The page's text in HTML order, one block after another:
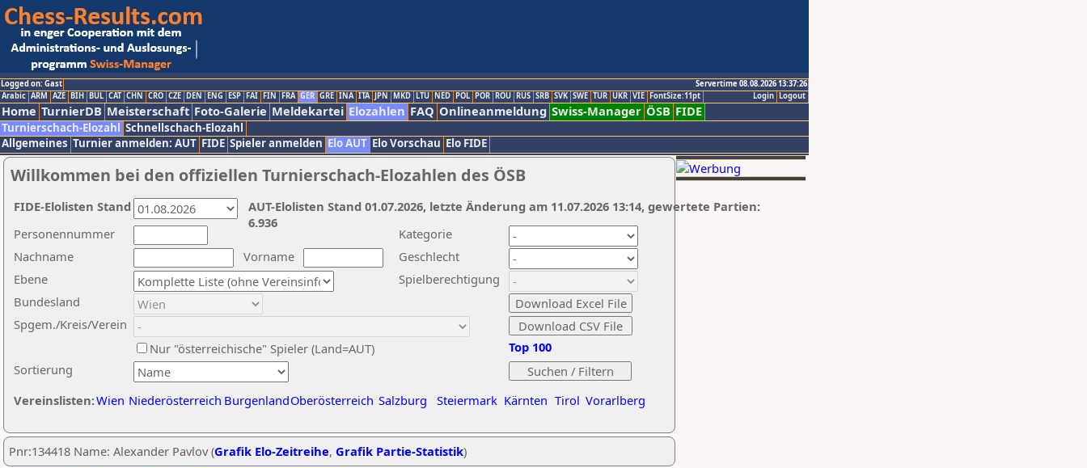
Logged on: Gast
Servertime 08.08.2026 13:37:26
Logout
Login
Arabic ARM AZE BIH BUL CAT CHN CRO CZE DEN ENG ESP FAI FIN FRA GER GRE INA ITA JPN MKD LTU NED POL POR ROU RUS SRB SVK SWE TUR UKR VIE FontSize:11pt
Home TurnierDB Meisterschaft Foto-Galerie Meldekartei Elozahlen FAQ Onlineanmeldung Swiss-Manager ÖSB FIDE
Turnierschach-Elozahl Schnellschach-Elozahl
Allgemeines Turnier anmelden: AUT FIDE Spieler anmelden Elo AUT Elo Vorschau Elo FIDE
Willkommen bei den offiziellen Turnierschach-Elozahlen des ÖSB
Nachname
Vorname
Ebene
Kategorie
Sortierung
Personennummer
Bundesland
Spgem./Kreis/Verein
Geschlecht
Nur "österreichische" Spieler (Land=AUT)
Spielberechtigung
Vereinslisten:Wien Niederösterreich BurgenlandOberösterreich Salzburg Steiermark Kärnten Tirol Vorarlberg
Top 100
AUT-Elolisten Stand 01.07.2026, letzte Änderung am 11.07.2026 13:14, gewertete Partien:
6.936
FIDE-Elolisten Stand
Pnr:134418 Name: Alexander Pavlov (Grafik Elo-Zeitreihe, Grafik Partie-Statistik)